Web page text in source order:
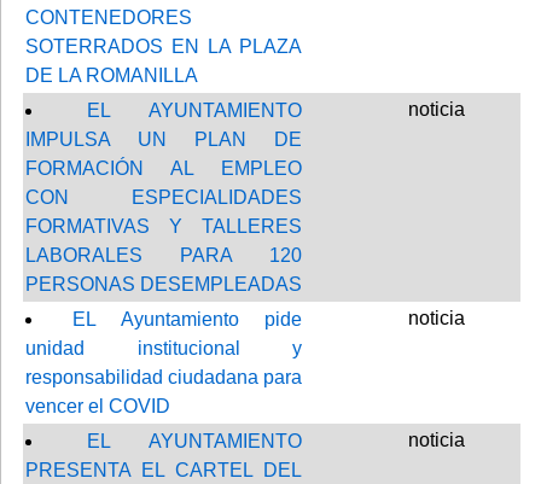
CONTENEDORES
SOTERRADOS EN LA PLAZA
DE LA ROMANILLA
EL AYUNTAMIENTO
IMPULSA UN PLAN DE
FORMACIÓN AL EMPLEO
CON ESPECIALIDADES
FORMATIVAS Y TALLERES
LABORALES PARA 120
PERSONAS DESEMPLEADAS
noticia
EL Ayuntamiento pide
unidad institucional y
responsabilidad ciudadana para
vencer el COVID
noticia
EL AYUNTAMIENTO
PRESENTA EL CARTEL DEL
noticia